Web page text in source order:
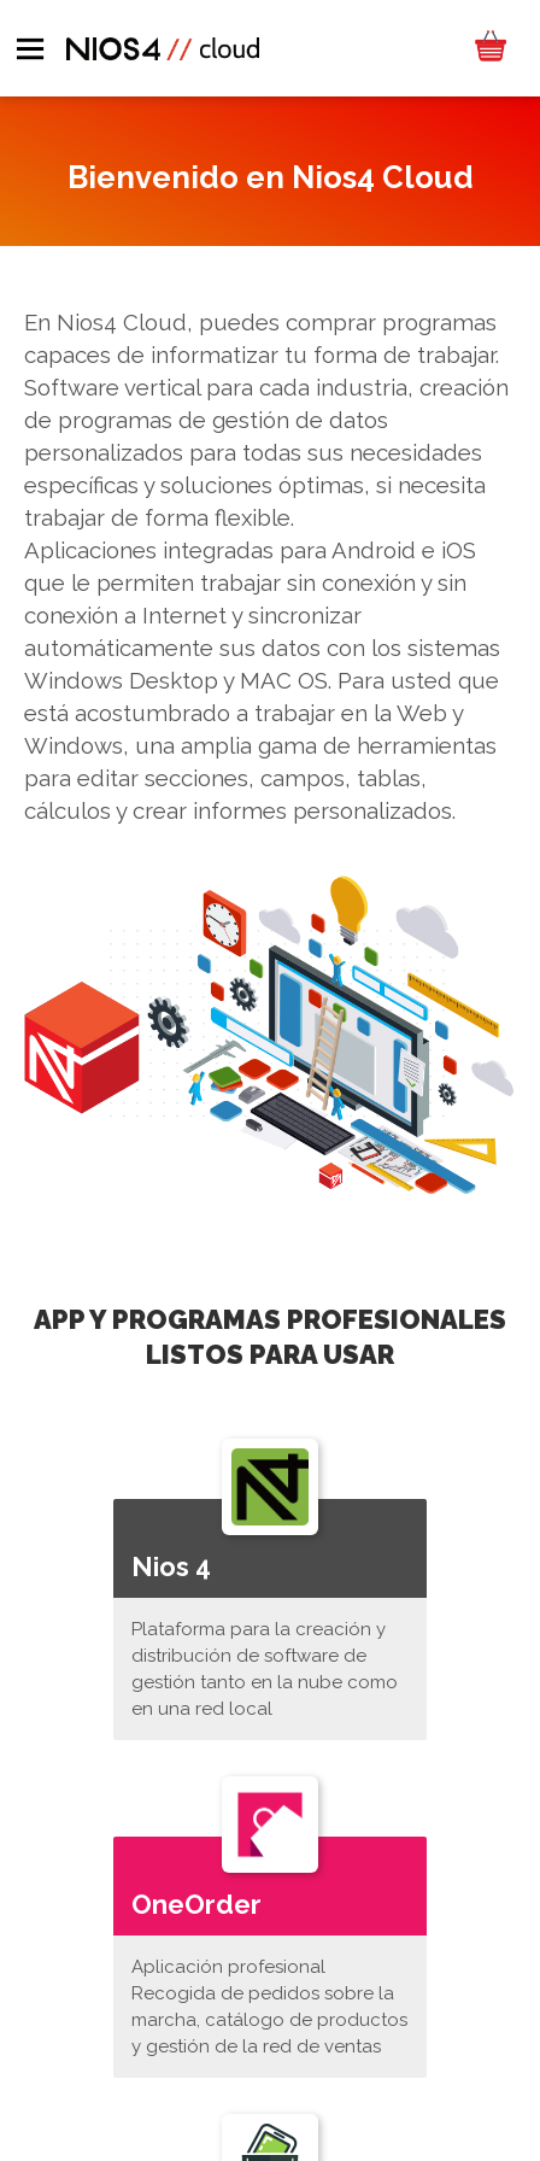
Bienvenido en Nios4 Cloud
En Nios4 Cloud, puedes comprar programas
capaces de informatizar tu forma de trabajar.
Software vertical para cada industria, creación
de programas de gestión de datos
personalizados para todas sus necesidades
específicas y soluciones óptimas, si necesita
trabajar de forma flexible.
Aplicaciones integradas para Android e iOS
que le permiten trabajar sin conexión y sin
conexión a Internet y sincronizar
automáticamente sus datos con los sistemas
Windows Desktop y MAC OS. Para usted que
está acostumbrado a trabajar en la Web y
Windows, una amplia gama de herramientas
para editar secciones, campos, tablas,
cálculos y crear informes personalizados.
APP Y PROGRAMAS PROFESIONALES
LISTOS PARA USAR
Nios 4
Plataforma para la creación y
distribución de software de
gestión tanto en la nube como
en una red local
OneOrder
Aplicación profesional
Recogida de pedidos sobre la
marcha, catálogo de productos
y gestión de la red de ventas